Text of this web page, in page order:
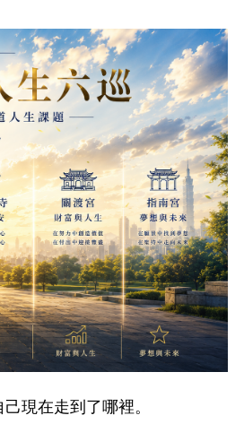
現在走到了哪裡。